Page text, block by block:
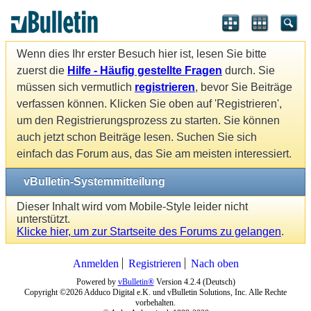
Wenn dies Ihr erster Besuch hier ist, lesen Sie bitte
zuerst die Hilfe - Häufig gestellte Fragen durch. Sie
müssen sich vermutlich registrieren, bevor Sie Beiträge
verfassen können. Klicken Sie oben auf 'Registrieren',
um den Registrierungsprozess zu starten. Sie können
auch jetzt schon Beiträge lesen. Suchen Sie sich
einfach das Forum aus, das Sie am meisten interessiert.
vBulletin-Systemmitteilung
Dieser Inhalt wird vom Mobile-Style leider nicht
unterstützt.
Klicke hier, um zur Startseite des Forums zu gelangen.
Anmelden Registrieren Nach oben
Powered by vBulletin®Version 4.2.4 (Deutsch)
Copyright ©2026 Adduco Digital e.K. und vBulletin Solutions, Inc. Alle Rechte
vorbehalten.